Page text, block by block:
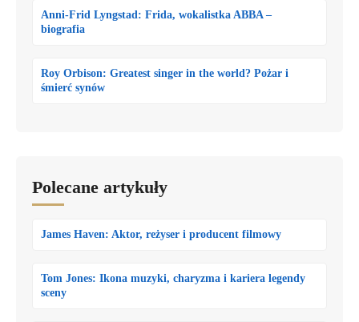
Anni-Frid Lyngstad: Frida, wokalistka ABBA –
biografia
Roy Orbison: Greatest singer in the world? Pożar i
śmierć synów
Polecane artykuły
James Haven: Aktor, reżyser i producent filmowy
Tom Jones: Ikona muzyki, charyzma i kariera legendy
sceny